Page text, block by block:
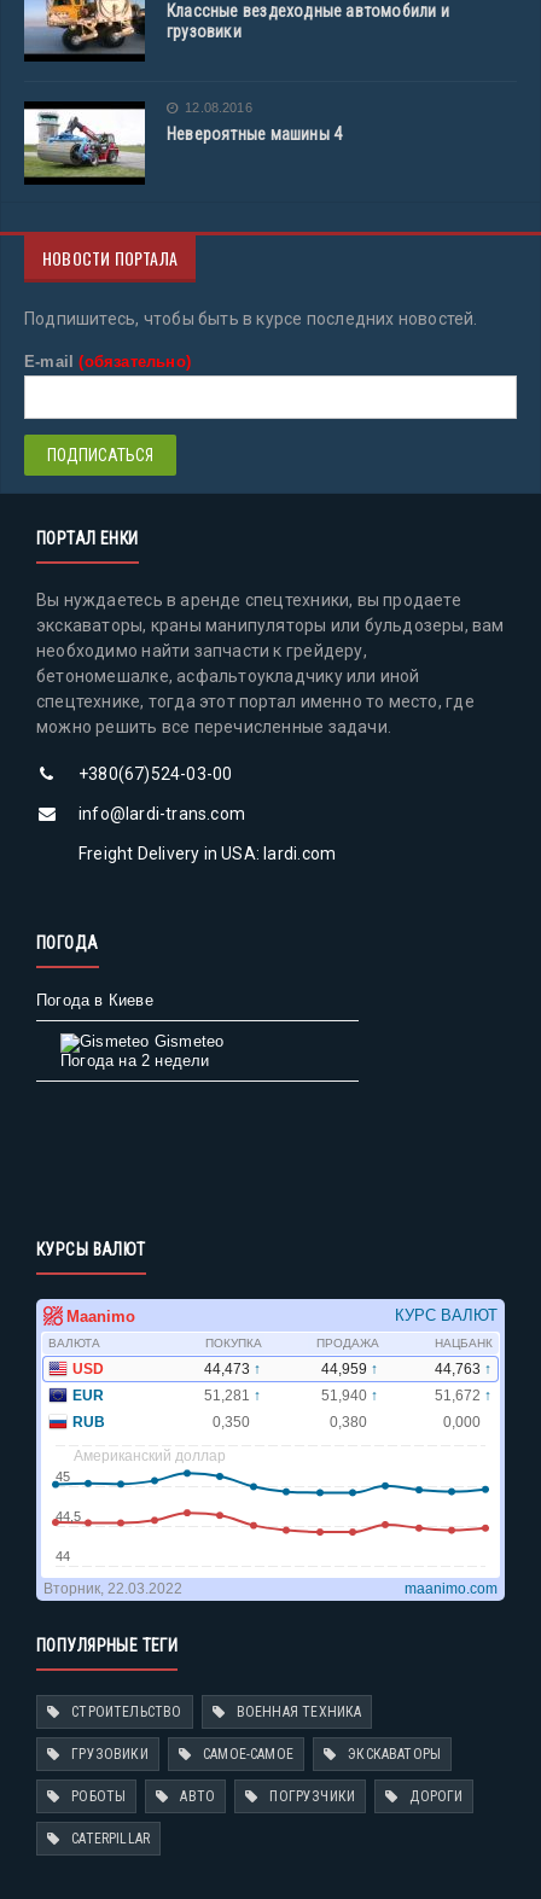
Классные вездеходные автомобили и
грузовики
12.08.2016
Невероятные машины 4
НОВОСТИ ПОРТАЛА
Подпишитесь, чтобы быть в курсе последних новостей.
E-mail(обязательно)
ПОРТАЛ ЕНКИ
Вы нуждаетесь в аренде спецтехники, вы продаете
экскаваторы, краны манипуляторы или бульдозеры, вам
необходимо найти запчасти к грейдеру,
бетономешалке, асфальтоукладчику или иной
спецтехнике, тогда этот портал именно то место, где
можно решить все перечисленные задачи.
+380(67)524-03-00
info@lardi-trans.com
Freight Delivery in USA: lardi.com
ПОГОДА
Погода в Киеве
Gismeteo
Погода на 2 недели
КУРСЫ ВАЛЮТ
ПОПУЛЯРНЫЕ ТЕГИ
СТРОИТЕЛЬСТВО ВОЕННАЯ ТЕХНИКА
ГРУЗОВИКИ САМОЕ-САМОЕ ЭКСКАВАТОРЫ
РОБОТЫ АВТО ПОГРУЗЧИКИ ДОРОГИ
CATERPILLAR